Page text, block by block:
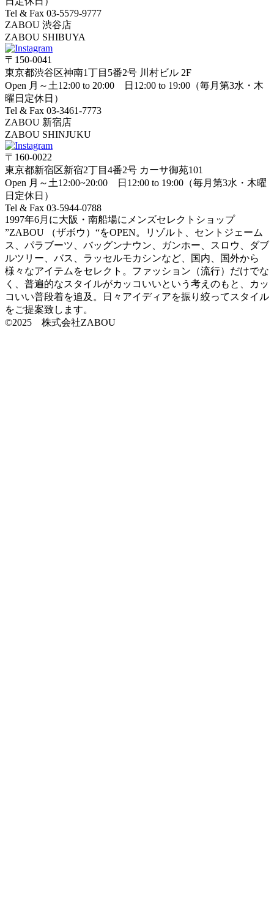
Tel & Fax 03-5579-9777
ZABOU 渋谷店
ZABOU SHIBUYA
〒150-0041
東京都渋谷区神南1丁目5番2号 川村ビル 2F
Open 月～土12:00 to 20:00 日12:00 to 19:00（毎月第3水・木
曜日定休日）
Tel & Fax 03-3461-7773
ZABOU 新宿店
ZABOU SHINJUKU
〒160-0022
東京都新宿区新宿2丁目4番2号 カーサ御苑101
Open 月～土12:00~20:00 日12:00 to 19:00（毎月第3水・木曜
日定休日）
Tel & Fax 03-5944-0788
1997年6月に大阪・南船場にメンズセレクトショップ
”ZABOU （ザボウ）“をOPEN。リゾルト、セントジェーム
ス、パラブーツ、バッグンナウン、ガンホー、スロウ、ダブ
ルツリー、バス、ラッセルモカシンなど、国内、国外から
様々なアイテムをセレクト。ファッション（流行）だけでな
く、普遍的なスタイルがカッコいいという考えのもと、カッ
コいい普段着を追及。日々アイディアを振り絞ってスタイル
をご提案致します。
©2025 株式会社ZABOU